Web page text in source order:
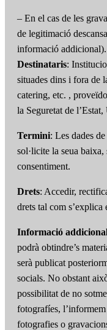
– En el cas de les
de legitimació
informació addicional).
Destinataris:
situades dins i fora de
catering, etc. ,
la Seguretat de
Termini: Les dades
sol·licite la seua baixa,
consentiment.
Drets: Accedir,
drets tal com
Informació
podrà obtindre’s
serà publicat
socials. No obstant
possibilitat de no
fotografíes,
fotografies o